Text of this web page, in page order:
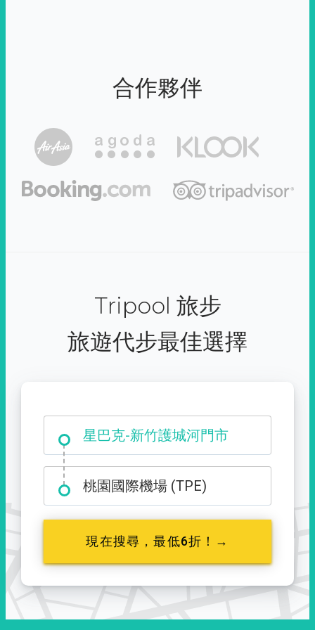
合作夥伴
Tripool 旅步
旅遊代步最佳選擇
大霸尖山登山口
桃園國際機場 (TPE)
現在搜尋，最低6折！→